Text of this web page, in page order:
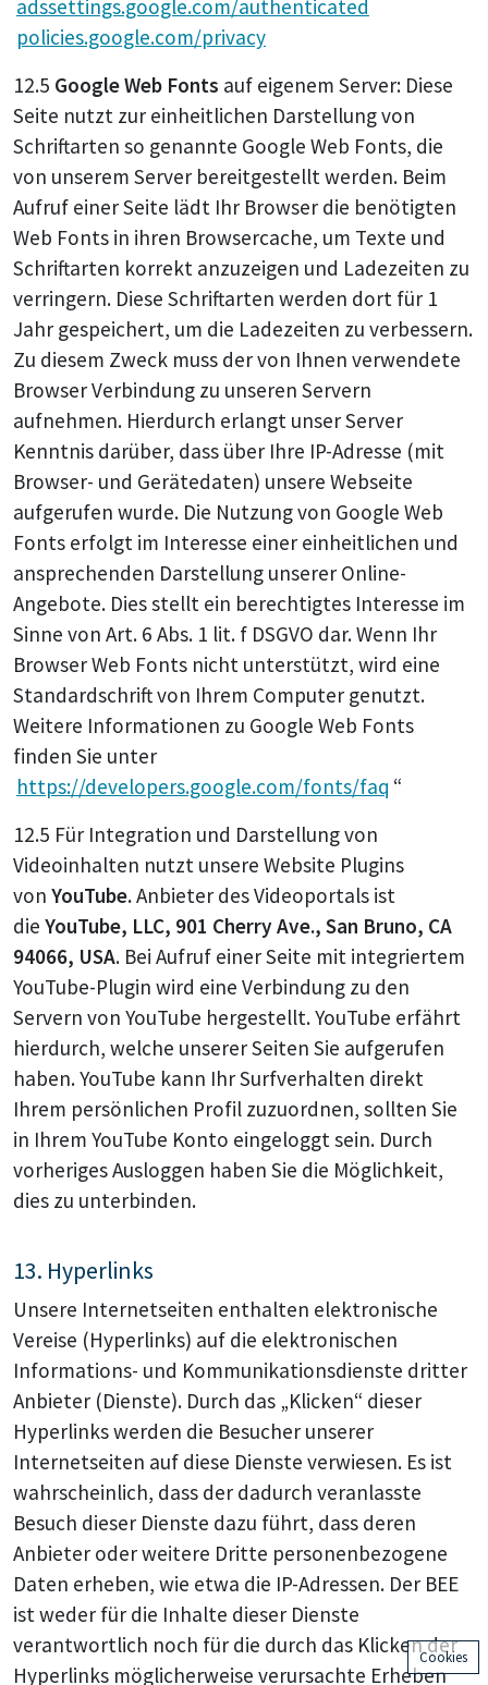
adssettings.google.com/authenticated
policies.google.com/privacy
12.5 Google Web Fonts auf eigenem Server: Diese
Seite nutzt zur einheitlichen Darstellung von
Schriftarten so genannte Google Web Fonts, die
von unserem Server bereitgestellt werden. Beim
Aufruf einer Seite lädt Ihr Browser die benötigten
Web Fonts in ihren Browsercache, um Texte und
Schriftarten korrekt anzuzeigen und Ladezeiten zu
verringern. Diese Schriftarten werden dort für 1
Jahr gespeichert, um die Ladezeiten zu verbessern.
Zu diesem Zweck muss der von Ihnen verwendete
Browser Verbindung zu unseren Servern
aufnehmen. Hierdurch erlangt unser Server
Kenntnis darüber, dass über Ihre IP-Adresse (mit
Browser- und Gerätedaten) unsere Webseite
aufgerufen wurde. Die Nutzung von Google Web
Fonts erfolgt im Interesse einer einheitlichen und
ansprechenden Darstellung unserer Online-
Angebote. Dies stellt ein berechtigtes Interesse im
Sinne von Art. 6 Abs. 1 lit. f DSGVO dar. Wenn Ihr
Browser Web Fonts nicht unterstützt, wird eine
Standardschrift von Ihrem Computer genutzt.
Weitere Informationen zu Google Web Fonts
finden Sie unter
https://developers.google.com/fonts/faq “
12.5 Für Integration und Darstellung von
Videoinhalten nutzt unsere Website Plugins
von YouTube.Anbieter des Videoportals ist
die YouTube, LLC, 901 Cherry Ave., San Bruno, CA
94066, USA. Bei Aufruf einer Seite mit integriertem
YouTube-Plugin wird eine Verbindung zu den
Servern von YouTube hergestellt. YouTube erfährt
hierdurch, welche unserer Seiten Sie aufgerufen
haben. YouTube kann Ihr Surfverhalten direkt
Ihrem persönlichen Profil zuzuordnen, sollten Sie
in Ihrem YouTube Konto eingeloggt sein. Durch
vorheriges Ausloggen haben Sie die Möglichkeit,
dies zu unterbinden.
13. Hyperlinks
Unsere Internetseiten enthalten elektronische
Vereise (Hyperlinks) auf die elektronischen
Informations- und Kommunikationsdienste dritter
Anbieter (Dienste). Durch das „Klicken“ dieser
Hyperlinks werden die Besucher unserer
Internetseiten auf diese Dienste verwiesen. Es ist
wahrscheinlich, dass der dadurch veranlasste
Besuch dieser Dienste dazu führt, dass deren
Anbieter oder weitere Dritte personenbezogene
Daten erheben, wie etwa die IP-Adressen. Der BEE
ist weder für die Inhalte dieser Dienste
verantwortlich noch für die durch das Klicken der
Hyperlinks möglicherweise verursachte Erheben
Cookies